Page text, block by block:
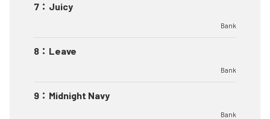
7 ： Juicy
Bank
8 ： Leave
Bank
9 ： Midnight Navy
Bank